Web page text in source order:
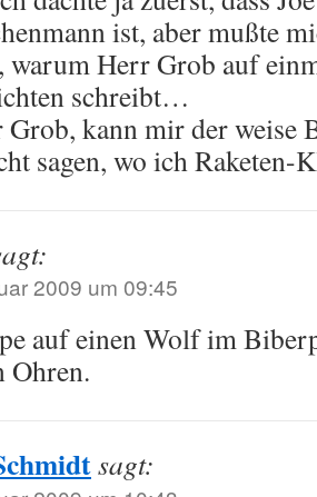
ist, aber mußte
warum Herr Grob auf
schreibt…
Grob, kann mir der weise
sagen, wo ich Raketen-
2009 um 09:45
auf einen Wolf im
Ohren.
sagt: